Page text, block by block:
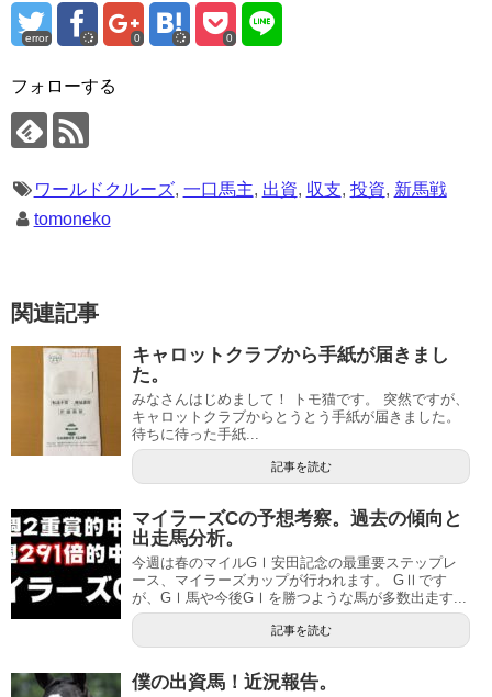
error 0 0
フォローする
ワールドクルーズ, 一口馬主, 出資, 収支, 投資, 新馬戦
tomoneko
関連記事
キャロットクラブから手紙が届きまし
た。
みなさんはじめまして！ トモ猫です。 突然ですが、
キャロットクラブからとうとう手紙が届きました。
待ちに待った手紙...
記事を読む
マイラーズCの予想考察。過去の傾向と
出走馬分析。
今週は春のマイルGⅠ安田記念の最重要ステップレ
ース、マイラーズカップが行われます。 GⅡです
が、GⅠ馬や今後GⅠを勝つような馬が多数出走す...
記事を読む
僕の出資馬！近況報告。